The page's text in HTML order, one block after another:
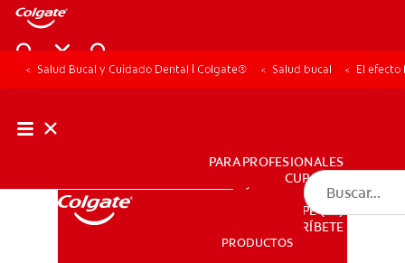
PRODUCTOS
PARA PROFESIONALES
CUPONES
DÓNDE COMPRAR
PE (ES)
SUSCRÍBETE
PRODUCTOS
Salud Bucal y Cuidado Dental | Colgate® Salud bucal El efecto